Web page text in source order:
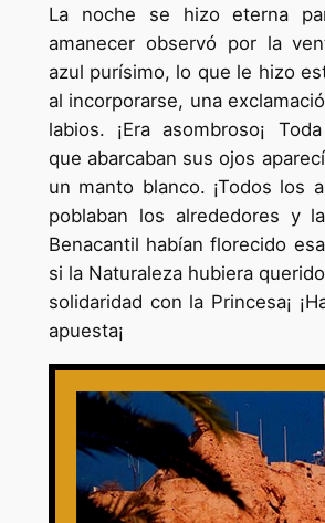
La noche se hizo eterna
amanecer observó por la
azul purísimo, lo que le hizo
al incorporarse, una
labios. ¡Era asombroso¡
que abarcaban sus ojos
un manto blanco. ¡Todos los
poblaban los alrededores y
Benacantil habían florecido
si la Naturaleza hubiera
solidaridad con la Princesa¡
apuesta¡